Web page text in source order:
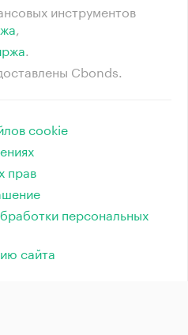
инструментов
⁠,
⁠.
Cbonds.
cookie
прав
персональных
сайта